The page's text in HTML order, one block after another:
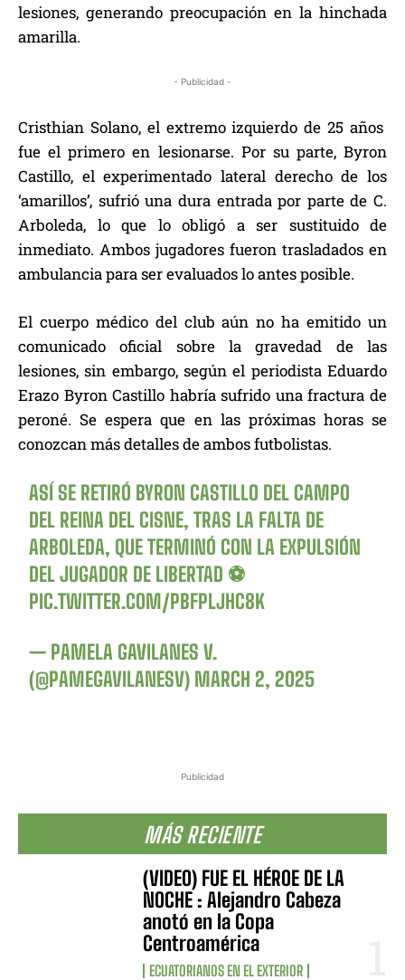
Publicidad
MÁS RECIENTE
(VIDEO) FUE EL HÉROE DE LA
NOCHE : Alejandro Cabeza
anotó en la Copa
Centroamérica
ECUATORIANOS EN EL EXTERIOR
lesiones, generando preocupación en la hinchada
amarilla.
- Publicidad -
Cristhian Solano, el extremo izquierdo de 25 años
fue el primero en lesionarse. Por su parte, Byron
Castillo, el experimentado lateral derecho de los
‘amarillos’, sufrió una dura entrada por parte de C.
Arboleda, lo que lo obligó a ser sustituido de
inmediato. Ambos jugadores fueron trasladados en
ambulancia para ser evaluados lo antes posible.
El cuerpo médico del club aún no ha emitido un
comunicado oficial sobre la gravedad de las
lesiones, sin embargo, según el periodista Eduardo
Erazo Byron Castillo habría sufrido una fractura de
peroné. Se espera que en las próximas horas se
conozcan más detalles de ambos futbolistas.
ASÍ SE RETIRÓ BYRON CASTILLO DEL CAMPO
DEL REINA DEL CISNE, TRAS LA FALTA DE
ARBOLEDA, QUE TERMINÓ CON LA EXPULSIÓN
DEL JUGADOR DE LIBERTAD ⚽️
PIC.TWITTER.COM/PBFPLJHC8K
— PAMELA GAVILANES V.
(@PAMEGAVILANESV) MARCH 2, 2025